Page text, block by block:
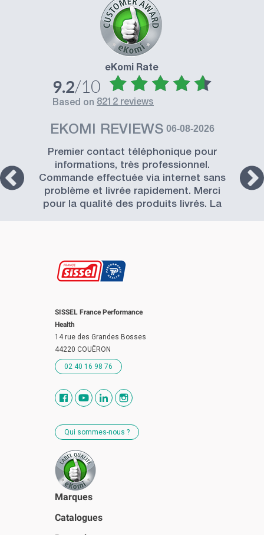
eKomi Rate
9.2/10
based on 8212 reviews
EKOMI REVIEWS 06-08-2026
Premier contact téléphonique pour
informations, très professionnel.
Commande effectuée via internet sans
problème et livrée rapidement. Merci
pour la qualité des produits livrés. La
SISSEL France Performance
Health
14 rue des Grandes Bosses
44220 COUËRON
02 40 16 98 76
Qui sommes-nous ?
Marques
Catalogues